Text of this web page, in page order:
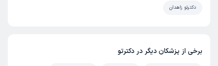
دکترتو زاهدان
برخی از پزشکان دیگر در دکترتو